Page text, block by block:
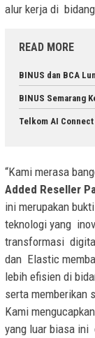
alur kerja di
READ MORE
BINUS dan BCA
BINUS Semarang
Telkom AI
“Kami merasa
Added Reseller
ini merupakan
teknologi yang
transformasi
dan Elastic
lebih efisien di
serta memberikan
Kami
yang luar biasa ini